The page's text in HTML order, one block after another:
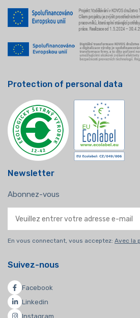
Protection of personal data
Newsletter
Abonnez-vous
En vous connectant, vous acceptez: Avec la
Suivez-nous
Facebook
Linkedin
Instagram